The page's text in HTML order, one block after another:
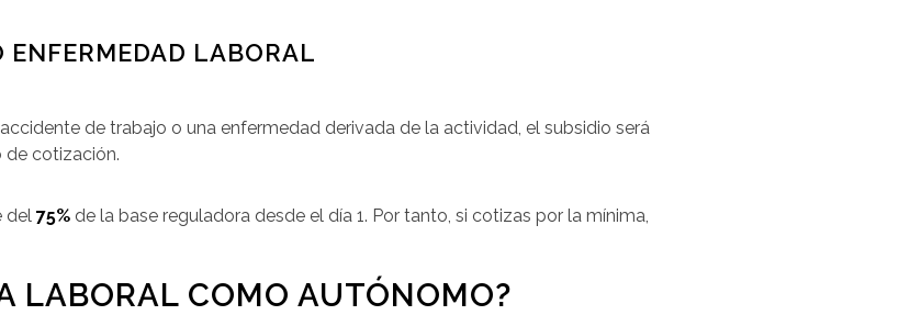
ENFERMEDAD LABORAL
de trabajo o una enfermedad derivada de la actividad, el subsidio será
de cotización.
del 75% de la base reguladora desde el día 1. Por tanto, si cotizas por la mínima,
LABORAL COMO AUTÓNOMO?